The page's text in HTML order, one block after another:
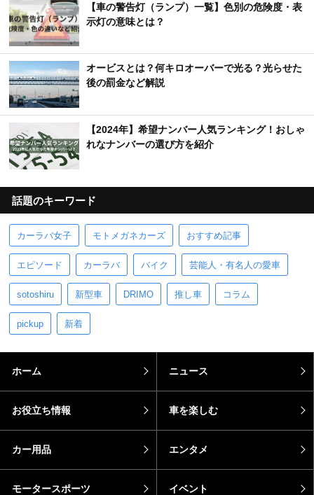
【車の警告灯（ランプ）一覧】色別の危険度・表
示灯の意味とは？
オービスとは？何キロオーバーで光る？光らせた
後の罰金など解説
【2024年】希望ナンバー人気ランキング！おしゃ
れなナンバーの選び方を紹介
話題のキーワード
カーラバ女子 モトメガネカーズ おすすめ記事
エピソード カーラバ バイク 芸能人・有名人の愛車
sotoshiru 新型車 DRIMO 推し車 コラム
pickup 新着
ホーム ニュース
お役立ち情報 車を楽しむ
カー用品 エンタメ
モータースポーツ イベント